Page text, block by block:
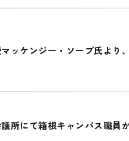
ッケンジー・ソープ氏より
所にて箱根キャンパス職員